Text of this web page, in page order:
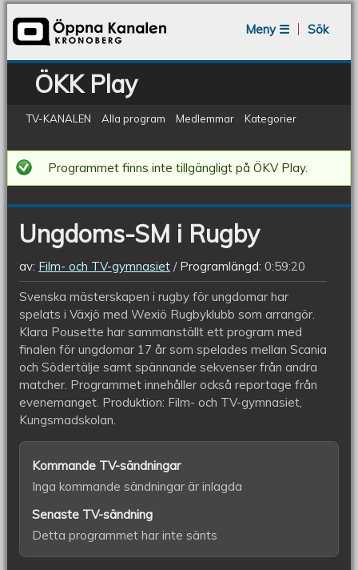
Meny ☰
Sök
ÖKK Play
TV-KANALEN Alla program Medlemmar Kategorier
Ungdoms-
SM
i
Rugby
Programmet finns inte tillgängligt på ÖKV Play.
Ungdoms-SM i Rugby
av: Film- och TV-gymnasiet Programlängd: 0:59:20
Svenska mästerskapen i rugby för ungdomar har
spelats i Växjö med Wexiö Rugbyklubb som arrangör.
Klara Pousette har sammanställt ett program med
finalen för ungdomar 17 år som spelades mellan Scania
och Södertälje samt spännande sekvenser från andra
matcher. Programmet innehåller också reportage från
evenemanget. Produktion: Film- och TV-gymnasiet,
Kungsmadskolan.
Kommande TV-sändningar
Inga kommande sändningar är inlagda
Senaste TV-sändning
Detta programmet har inte sänts